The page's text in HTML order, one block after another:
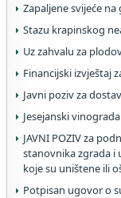
Zapaljene svijeće
Stazu krapinskog
Uz zahvalu za
Financijski izvještaj
Javni poziv za
Jesejanski
JAVNI POZIV za
stanovnika zgrada i
koje su uništene ili
Potpisan ugovor o